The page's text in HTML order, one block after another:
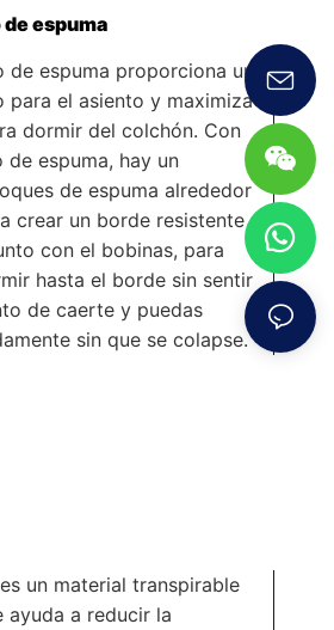
espuma
de espuma proporciona un
para el asiento y maximiza
dormir del colchón. Con
espuma, hay un
de espuma alrededor
crear un borde resistente
con el bobinas, para
hasta el borde sin sentir
de caerte y puedas
sin que se colapse.
un material transpirable
ayuda a reducir la